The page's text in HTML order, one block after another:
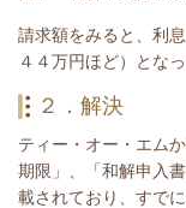
請求額をみると、利
４４万円ほど）とな
２．解決
ティー・オー・エム
期限」、「和解申入書
載されており、 すで